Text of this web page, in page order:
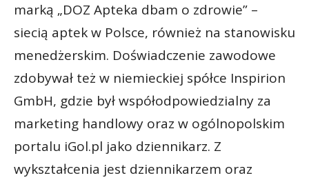
marką „DOZ Apteka dbam o zdrowie” –
siecią aptek w Polsce, również na stanowisku
menedżerskim. Doświadczenie zawodowe
zdobywał też w niemieckiej spółce Inspirion
GmbH, gdzie był współodpowiedzialny za
marketing handlowy oraz w ogólnopolskim
portalu iGol.pl jako dziennikarz. Z
wykształcenia jest dziennikarzem oraz